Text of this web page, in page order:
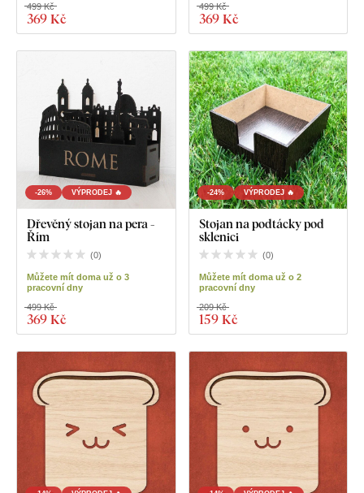
369 Kč
499 Kč
369 Kč
499 Kč
-26% VÝPRODEJ 🔥
Dřevěný stojan na pera -
Řím
(0)
Můžete mít doma už o 3
pracovní dny
369 Kč
499 Kč
-24% VÝPRODEJ 🔥
Stojan na podtácky pod
sklenici
(0)
Můžete mít doma už o 2
pracovní dny
159 Kč
209 Kč